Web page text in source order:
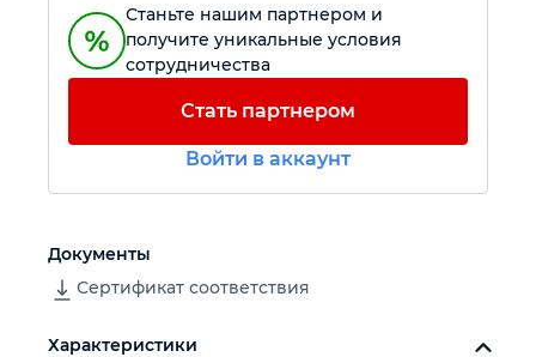
Автомобильный инструмент
Крепежный инструмент
Станьте нашим партнером и
получите уникальные условия
сотрудничества
Стать партнером
Войти в аккаунт
Документы
Сертификат соответствия
Характеристики